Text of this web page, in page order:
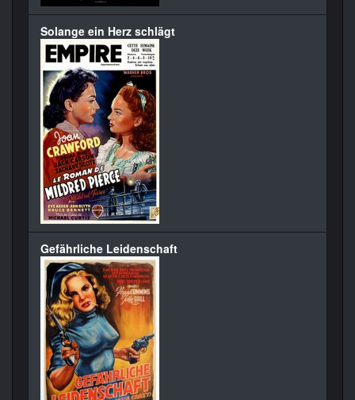
Solange ein Herz schlägt
Gefährliche Leidenschaft